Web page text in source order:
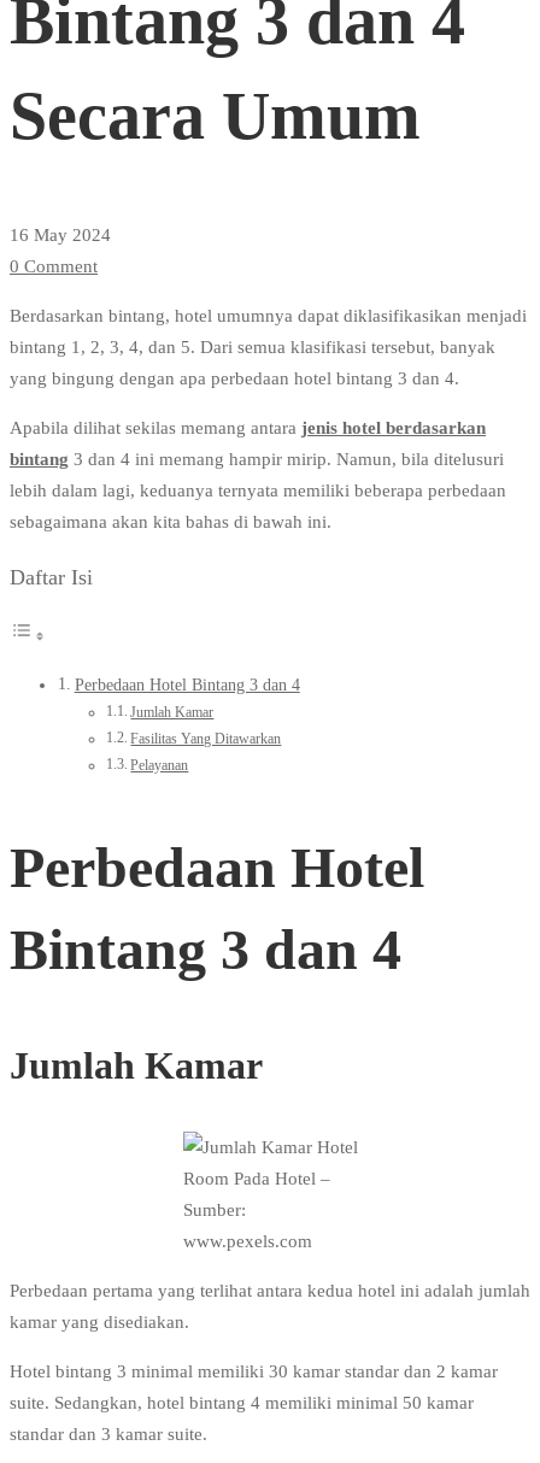
Bintang
3
dan
4
Secara
Umum
Bintang 3 dan 4
Secara Umum
16 May 2024
0 Comment
Berdasarkan bintang, hotel umumnya dapat diklasifikasikan menjadi
bintang 1, 2, 3, 4, dan 5. Dari semua klasifikasi tersebut, banyak
yang bingung dengan apa perbedaan hotel bintang 3 dan 4.
Apabila dilihat sekilas memang antara jenis hotel berdasarkan
bintang 3 dan 4 ini memang hampir mirip. Namun, bila ditelusuri
lebih dalam lagi, keduanya ternyata memiliki beberapa perbedaan
sebagaimana akan kita bahas di bawah ini.
Daftar Isi
Perbedaan Hotel Bintang 3 dan 4
Jumlah Kamar
Fasilitas Yang Ditawarkan
Pelayanan
Perbedaan Hotel
Bintang 3 dan 4
Jumlah Kamar
Room Pada Hotel –
Sumber:
www.pexels.com
Perbedaan pertama yang terlihat antara kedua hotel ini adalah jumlah
kamar yang disediakan.
Hotel bintang 3 minimal memiliki 30 kamar standar dan 2 kamar
suite. Sedangkan, hotel bintang 4 memiliki minimal 50 kamar
standar dan 3 kamar suite.